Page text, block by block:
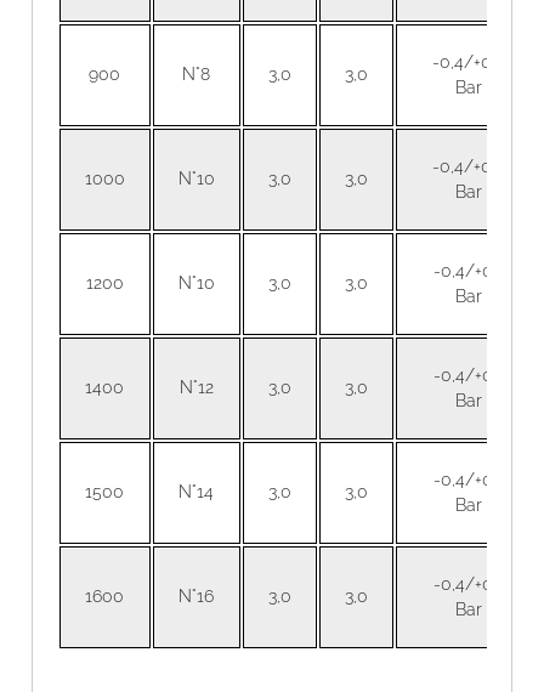
900 N°8 3,0 3,0
-0,4/+0,3
Bar
1000 N°10 3,0 3,0
-0,4/+0,3
Bar
1200 N°10 3,0 3,0
-0,4/+0,1
Bar
1400 N°12 3,0 3,0
-0,4/+0,1
Bar
1500 N°14 3,0 3,0
-0,4/+0,1
Bar
1600 N°16 3,0 3,0
-0,4/+0,1
Bar